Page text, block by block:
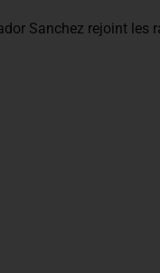
Sanchez rejoint les